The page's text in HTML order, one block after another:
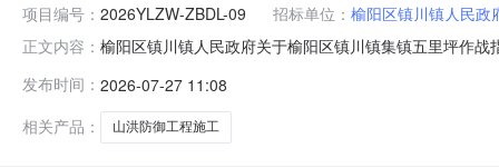
项目编号： 2026YLZW-ZBDL-09 招标单位： 榆阳区镇川镇人民政
正文内容： 榆阳区镇川镇人民政府关于榆阳区镇川镇集镇五里坪作
2,706,328.19元80.84四、主要标的信息合同包1(榆阳区
期项目
发布时间： 2026-07-27 11:08
相关产品：
山洪防御工程施工